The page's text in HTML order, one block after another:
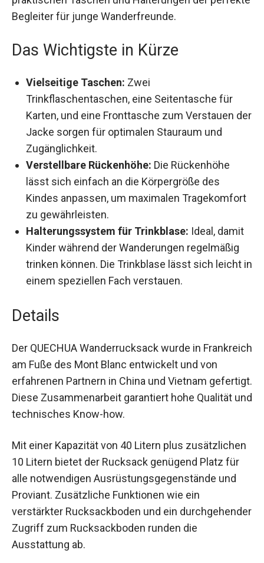
perfekte Begleiter für junge Wanderfreunde.
Das Wichtigste in Kürze
Trinkflaschentaschen, eine Seitentasche für
Karten, und eine Fronttasche zum Verstauen
der Jacke sorgen für optimalen Stauraum und
Zugänglichkeit.
Verstellbare Rückenhöhe:
lässt sich einfach an die Körpergröße des
Kindes anpassen, um maximalen
Tragekomfort zu gewährleisten.
Halterungssystem für Trinkblase:
damit Kinder während der Wanderungen
regelmäßig trinken können. Die Trinkblase
lässt sich leicht in einem speziellen Fach
verstauen.
Details
Der QUECHUA Wanderrucksack wurde in
Frankreich am Fuße des Mont Blanc entwickelt
und von erfahrenen Partnern in China und
Vietnam gefertigt. Diese Zusammenarbeit
garantiert hohe Qualität und technisches Know-
Mit einer Kapazität von 40 Litern plus
zusätzlichen 10 Litern bietet der Rucksack
genügend Platz für alle notwendigen
Ausrüstungsgegenstände und Proviant.
Zusätzliche Funktionen wie ein verstärkter
Rucksackboden und ein durchgehender Zugriff